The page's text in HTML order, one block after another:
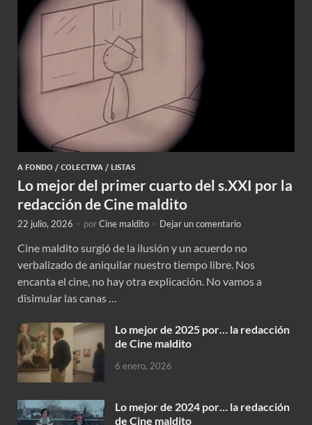
A FONDO / COLECTIVA / LISTAS
Lo mejor del primer cuarto del s.XXI por la
redacción de Cine maldito
22 julio, 2026 - porCine maldito - Dejar un comentario
Cine maldito surgió de la ilusión y un acuerdo no
verbalizado de aniquilar nuestro tiempo libre. Nos
encanta el cine, no hay otra explicación. No vamos a
disimular las canas …
Lo mejor de 2025 por… la redacción
de Cine maldito
6 enero, 2026
Lo mejor de 2024 por… la redacción
de Cine maldito